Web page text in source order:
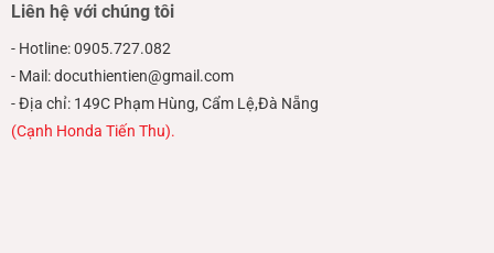
Liên hệ với chúng tôi
- Hotline: 0905.727.082
- Mail: docuthientien@gmail.com
- Địa chỉ: 149C Phạm Hùng, Cẩm Lệ,Đà Nẵng
(Cạnh Honda Tiến Thu).